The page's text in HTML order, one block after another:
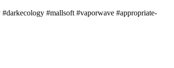
#mallsoft #vaporwave #appropriate-